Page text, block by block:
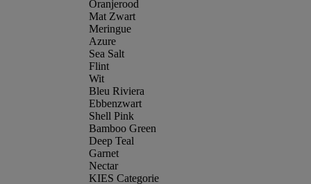
Oranjerood
Mat Zwart
Meringue
Azure
Sea Salt
Flint
Wit
Bleu Riviera
Ebbenzwart
Shell Pink
Bamboo Green
Deep Teal
Garnet
Nectar
KIES Categorie